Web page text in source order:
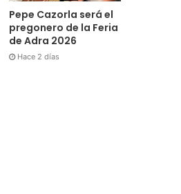
Pepe Cazorla será el
pregonero de la Feria
de Adra 2026
Hace 2 días